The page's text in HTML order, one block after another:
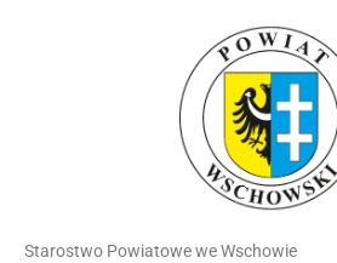
Starostwo Powiatowe we Wschowie